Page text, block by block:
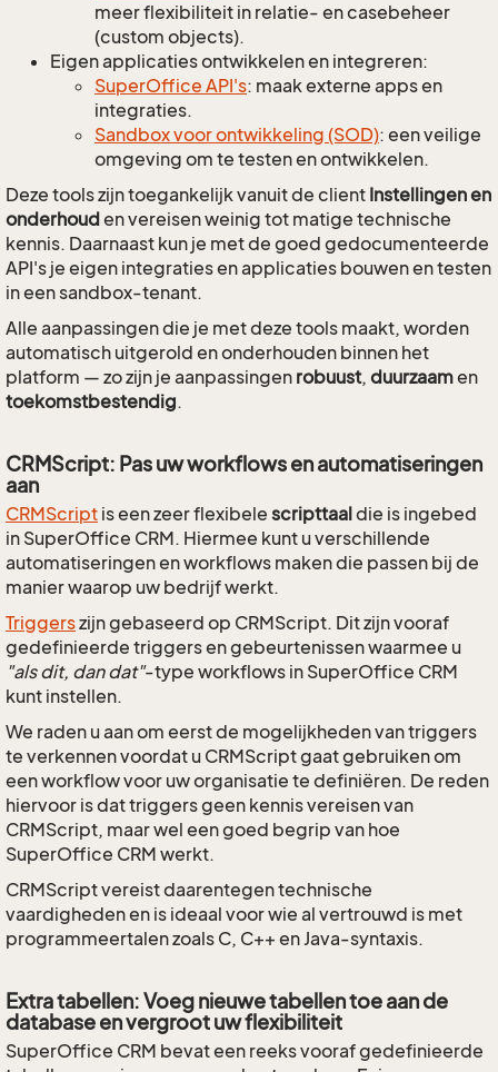
meer flexibiliteit in relatie- en casebeheer
(custom objects).
Eigen applicaties ontwikkelen en integreren:
SuperOffice API's: maak externe apps en
integraties.
Sandbox voor ontwikkeling (SOD): een veilige
omgeving om te testen en ontwikkelen.
Deze tools zijn toegankelijk vanuit de client Instellingen en
onderhoud en vereisen weinig tot matige technische
kennis. Daarnaast kun je met de goed gedocumenteerde
API's je eigen integraties en applicaties bouwen en testen
in een sandbox-tenant.
Alle aanpassingen die je met deze tools maakt, worden
automatisch uitgerold en onderhouden binnen het
platform — zo zijn je aanpassingen robuust, duurzaamen
toekomstbestendig.
CRMScript: Pas uw workflows en automatiseringen
aan
CRMScript is een zeer flexibele scripttaal die is ingebed
in SuperOffice CRM. Hiermee kunt u verschillende
automatiseringen en workflows maken die passen bij de
manier waarop uw bedrijf werkt.
Triggerszijn gebaseerd op CRMScript. Dit zijn vooraf
gedefinieerde triggers en gebeurtenissen waarmee u
"als dit, dan dat"-type workflows in SuperOffice CRM
kunt instellen.
We raden u aan om eerst de mogelijkheden van triggers
te verkennen voordat u CRMScript gaat gebruiken om
een workflow voor uw organisatie te definiëren. De reden
hiervoor is dat triggers geen kennis vereisen van
CRMScript, maar wel een goed begrip van hoe
SuperOffice CRM werkt.
CRMScript vereist daarentegen technische
vaardigheden en is ideaal voor wie al vertrouwd is met
programmeertalen zoals C, C++ en Java-syntaxis.
Extra tabellen: Voeg nieuwe tabellen toe aan de
database en vergroot uw flexibiliteit
SuperOffice CRM bevat een reeks vooraf gedefinieerde